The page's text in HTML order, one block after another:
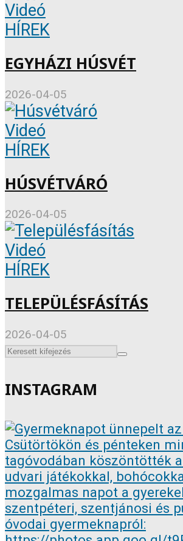
Videó
HÍREK
EGYHÁZI HÚSVÉT
2026-04-05
Videó
HÍREK
HÚSVÉTVÁRÓ
2026-04-05
Videó
HÍREK
TELEPÜLÉSFÁSÍTÁS
2026-04-05
INSTAGRAM